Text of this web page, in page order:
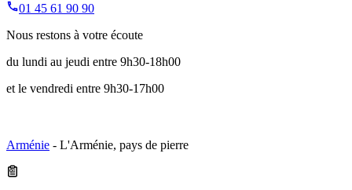
01 45 61 90 90
Nous restons à votre écoute
du lundi au jeudi entre 9h30-18h00
et le vendredi entre 9h30-17h00
Arménie - L'Arménie, pays de pierre